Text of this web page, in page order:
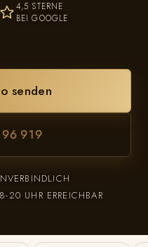
4,5 STERNE
BEI GOOGLE
senden
919
20 UHR ERREICHBAR